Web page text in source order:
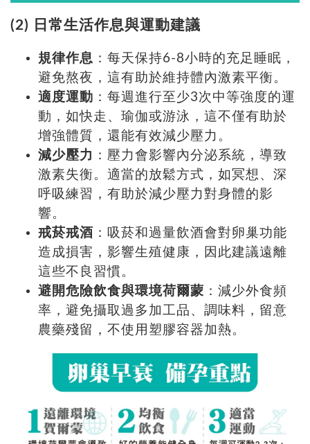
(2) 日常生活作息與運動建議
規律作息 ：每天保持6-8小時的充足睡眠，
避免熬夜，這有助於維持體內激素平衡。
適度運動 ：每週進行至少3次中等強度的運
動，如快走、瑜伽或游泳，這不僅有助於
增強體質，還能有效減少壓力。
減少壓力 ：壓力會影響內分泌系統，導致
激素失衡。適當的放鬆方式，如冥想、深
呼吸練習，有助於減少壓力對身體的影
響。
戒菸戒酒 ：吸菸和過量飲酒會對卵巢功能
造成損害，影響生殖健康，因此建議遠離
這些不良習慣。
避開危險飲食與環境荷爾蒙 ：減少外食頻
率，避免攝取過多加工品、調味料，留意
農藥殘留，不使用塑膠容器加熱。